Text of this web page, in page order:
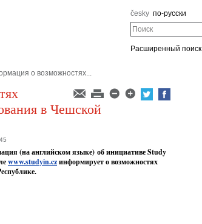
česky по-русски
Поиск
Расширенный поиск
о возможностях...
в Чешской
(на английском языке) об инициативе Study
www.studyin.czинформирует о возможностях